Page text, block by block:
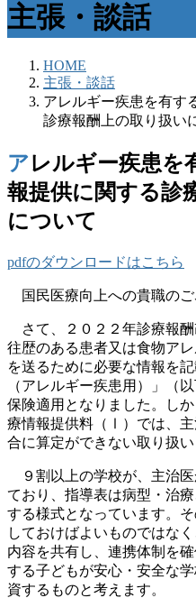
主張・談話
HOME
主張・談話
アレルギー疾患を有す
診療報酬上の取り扱い
アレルギー疾患を有する児童等への情
報提供に関する診
について
pdfのダウンロードはこちら
国民医療向上への貴職のご
さて、２０２２年診療報
往歴のある患者又は食物ア
を送るために必要な情報を
（アレルギー疾患用）」（
保険適用となりました。し
療情報提供料（Ⅰ）では、
合に算定ができない取り扱い
９割以上の学校が、主治
ており、指導表は病型・治
する様式となっています。
しておけばよいものではな
内容を共有し、連携体制を
する子どもが安心・安全な
資するものと考えます。